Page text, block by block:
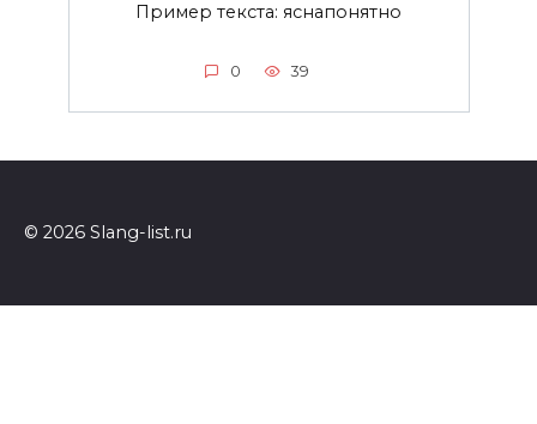
Пример текста: яснапонятно
0 39
© 2026 Slang-list.ru